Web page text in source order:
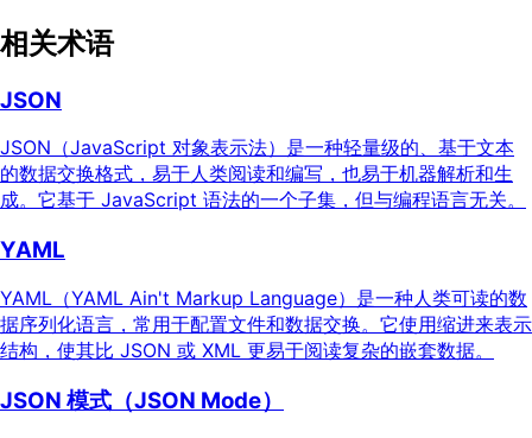
相关术语
JSON
JSON（JavaScript 对象表示法）是一种轻量级的、基于文本
的数据交换格式，易于人类阅读和编写，也易于机器解析和生
成。它基于 JavaScript 语法的一个子集，但与编程语言无关。
YAML
YAML（YAML Ain't Markup Language）是一种人类可读的数
据序列化语言，常用于配置文件和数据交换。它使用缩进来表示
结构，使其比 JSON 或 XML 更易于阅读复杂的嵌套数据。
JSON 模式（JSON Mode）